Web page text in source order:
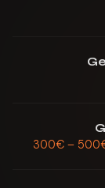
300€ –